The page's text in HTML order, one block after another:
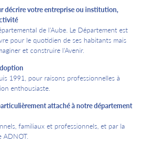
décrire votre entreprise ou institution,
de l'Aube. Le Département est
pour le quotidien de ses habitants mais
et construire l'Avenir.
1991, pour raisons professionnelles à
enthousiaste.
attaché à notre département
familiaux et professionnels, et par la
ADNOT.